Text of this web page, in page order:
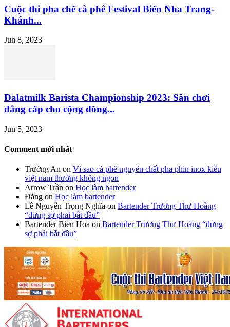
Cuộc thi pha chế cà phê Festival Biển Nha Trang-
Khánh...
Jun 8, 2023
Dalatmilk Barista Championship 2023: Sân chơi
đẳng cấp cho cộng đồng...
Jun 5, 2023
Comment mới nhất
Trường An on Vì sao cà phê nguyên chất pha phin inox kiểu
việt nam thường không ngon
Arrow Trần on Học làm bartender
Đăng on Học làm bartender
Lê Nguyễn Trọng Nghĩa on Bartender Trương Thư Hoàng
“đừng sợ phải bắt đầu”
Bartender Bien Hoa on Bartender Trương Thư Hoàng “đừng
sợ phải bắt đầu”